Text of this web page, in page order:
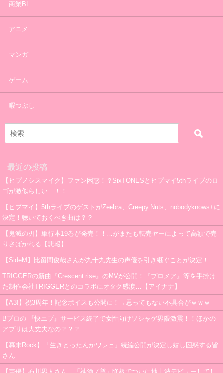
商業BL
アニメ
マンガ
ゲーム
暇つぶし
最近の投稿
【ヒプノシスマイク】ファン困惑！？SixTONESとヒプマイ5thライブのロ
ゴが激似らしい…！！
【ヒプマイ】5thライブのゲストがZeebra、Creepy Nuts、nobodyknows+に
決定！聴いておくべき曲は？？
【鬼滅の刃】単行本19巻が発売！！…がまたも転売ヤーによって高額で売
りさばかれる【悲報】
【SideM】比留間俊哉さんが九十九先生の声優を引き継ぐことが決定！
TRIGGERの新曲『Crescent rise』のMVが公開！『プロメア』等を手掛け
た制作会社TRIGGERとのコラボにオタク感涙…【アイナナ】
【A3!】祝3周年！記念ボイスも公開に！→思ってもない不具合がｗｗｗ
Bプロの 『快エブ』サービス終了で女性向けソシャゲ界隈激震！！ほかの
アプリは大丈夫なの？？？
【幕末Rock】「生きとったんかワレェ」続編公開が決定し嬉し困惑する皆
さん
【声優】石川界人さん、「神酒ノ尊」降板でついに地上波デビューしてし